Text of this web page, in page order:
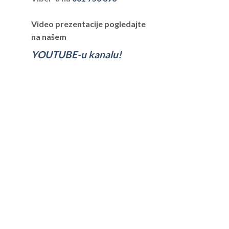
Video prezentacije pogledajte
na našem
YOUTUBE-u kanalu!